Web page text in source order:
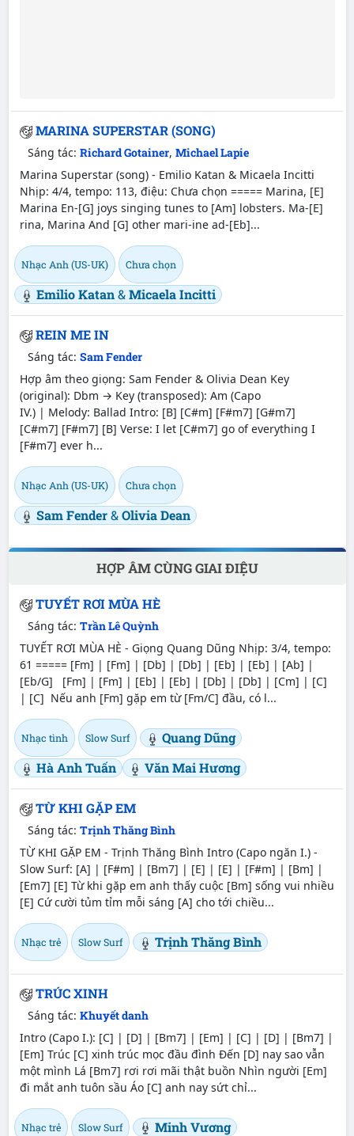
MARINA SUPERSTAR (SONG)
Sáng tác: Richard Gotainer, Michael Lapie
Marina Superstar (song) - Emilio Katan & Micaela Incitti
Nhịp: 4/4, tempo: 113, điệu: Chưa chọn ===== Marina, [E]
Marina En-[G] joys singing tunes to [Am] lobsters. Ma-[E]
rina, Marina And [G] other mari-ine ad-[Eb]...
Nhạc Anh (US-UK) Chưa chọn
Emilio Katan&Micaela Incitti
REIN ME IN
Sáng tác: Sam Fender
Hợp âm theo giọng: Sam Fender & Olivia Dean Key
(original): Dbm → Key (transposed): Am (Capo
IV.) | Melody: Ballad Intro: [B] [C#m] [F#m7] [G#m7]
[C#m7] [F#m7] [B] Verse: I let [C#m7] go of everything I
[F#m7] ever h...
Nhạc Anh (US-UK) Chưa chọn
Sam Fender&Olivia Dean
HỢP ÂM CÙNG GIAI ĐIỆU
TUYẾT RƠI MÙA HÈ
Sáng tác: Trần Lê Quỳnh
TUYẾT RƠI MÙA HÈ - Giọng Quang Dũng Nhịp: 3/4, tempo:
61 ===== [Fm] | [Fm] | [Db] | [Db] | [Eb] | [Eb] | [Ab] |
[Eb/G] [Fm] | [Fm] | [Eb] | [Eb] | [Db] | [Db] | [Cm] | [C]
| [C] Nếu anh [Fm] gặp em từ [Fm/C] đầu, có l...
Nhạc tình Slow Surf
Quang Dũng
Hà Anh Tuấn
Văn Mai Hương
TỪ KHI GẶP EM
Sáng tác: Trịnh Thăng Bình
TỪ KHI GẶP EM - Trịnh Thăng Bình Intro (Capo ngăn I.) -
Slow Surf: [A] | [F#m] | [Bm7] | [E] | [E] | [F#m] | [Bm] |
[Em7] [E] Từ khi gặp em anh thấy cuộc [Bm] sống vui nhiều
[E] Cứ cười tủm tỉm mỗi sáng [A] cho tới chiều...
Nhạc trẻ Slow Surf Trịnh Thăng Bình
TRÚC XINH
Sáng tác: Khuyết danh
Intro (Capo I.): [C] | [D] | [Bm7] | [Em] | [C] | [D] | [Bm7] |
[Em] Trúc [C] xinh trúc mọc đầu đình Đến [D] nay sao vẫn
một mình Lá [Bm7] rơi rơi mãi thật buồn Nhìn người [Em]
đi mắt anh tuôn sầu Áo [C] anh nay sứt chỉ...
Nhạc trẻ Slow Surf Minh Vương